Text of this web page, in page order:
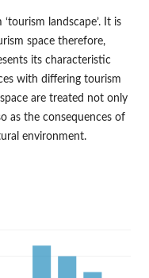
landscape’. It is
space therefore,
its characteristic
with differing tourism
are treated not only
as the consequences of
environment.